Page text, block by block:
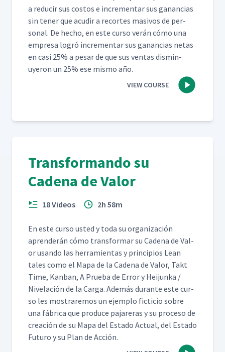
a reducir sus cos­tos e incre­men­tar sus ganan­cias
sin ten­er que acud­ir a recortes masivos de per­
son­al. De hecho, en este cur­so verán cómo una
empre­sa logró incre­men­tar sus ganan­cias netas
en casi 25% a pesar de que sus ven­tas dis­min­
uyeron un 25% ese mis­mo año.
VIEW COURSE
Transformando su
Cadena de Valor
18 Videos 2h 58m
En este cur­so ust­ed y toda su orga­ni­zación
apren­derán cómo trans­for­mar su Cade­na de Val­
or usan­do las her­ramien­tas y prin­ci­p­ios Lean
tales como el Mapa de la Cade­na de Val­or, Takt
Time, Kan­ban, A Prue­ba de Error y Hei­jun­ka /
Nivelación de la Car­ga. Además durante este cur­
so les mostraremos un ejem­p­lo fic­ti­cio sobre
una fábri­ca que pro­duce pajar­eras y su pro­ce­so de
creación de su Mapa del Esta­do Actu­al, del Esta­do
Futuro y su Plan de Acción.